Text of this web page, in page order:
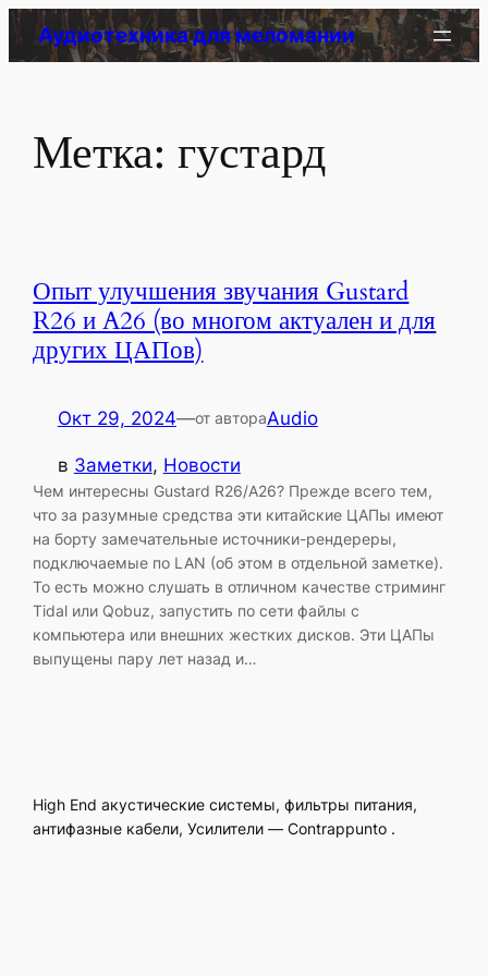
Перейти
Аудиотехника для меломании
Метка:густард
Опыт улучшения звучания Gustard
R26 и A26 (во многом актуален и для
других ЦАПов)
Окт 29, 2024—от автораAudio
в Заметки, Новости
Чем интересны Gustard R26/A26? Прежде всего тем,
что за разумные средства эти китайские ЦАПы имеют
на борту замечательные источники-рендереры,
подключаемые по LAN (об этом в отдельной заметке).
То есть можно слушать в отличном качестве стриминг
Tidal или Qobuz, запустить по сети файлы с
компьютера или внешних жестких дисков. Эти ЦАПы
выпущены пару лет назад и…
High End акустические системы, фильтры питания,
антифазные кабели, Усилители — Contrappunto .